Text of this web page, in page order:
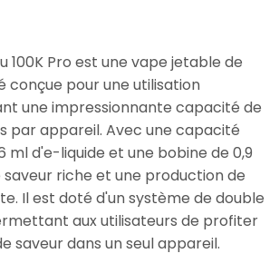
100K Pro est une vape jetable de
conçue pour une utilisation
une impressionnante capacité de
par appareil. Avec une capacité
ml d'e-liquide et une bobine de 0,9
saveur riche et une production de
Il est doté d'un système de double
aux utilisateurs de profiter
saveur dans un seul appareil.